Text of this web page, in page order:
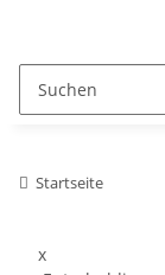
Startseite
x